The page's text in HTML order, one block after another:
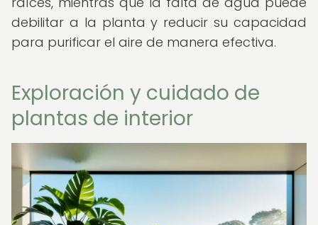
debilitar a la planta y reducir su capacidad
para purificar el aire de manera efectiva.
Exploración y cuidado de
plantas de interior